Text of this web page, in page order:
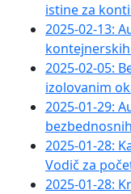
istine za
2025-02-13:
kontejnerskih
2025-02-05:
izolovanim
2025-01-29:
2025-01-28:
Vodič za
2025-01-28: